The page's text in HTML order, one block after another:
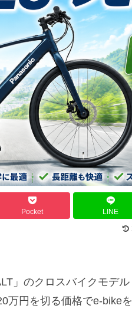
Pocket LINE
」のクロスバイクモデル
万円を切る価格でe-bike